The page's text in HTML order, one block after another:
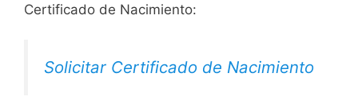
Certificado de Nacimiento:
Solicitar Certificado de Nacimiento